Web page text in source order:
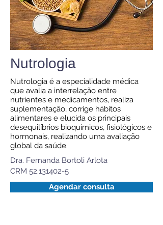
Nutrologia
Nutrologia é a especialidade médica
que avalia a interrelação entre
nutrientes e medicamentos, realiza
suplementação, corrige hábitos
alimentares e elucida os principais
desequilíbrios bioquímicos, fisiológicos e
hormonais, realizando uma avaliação
global da saúde.
Dra. Fernanda Bortoli Arlota
CRM 52.131402-5
Agendar consulta